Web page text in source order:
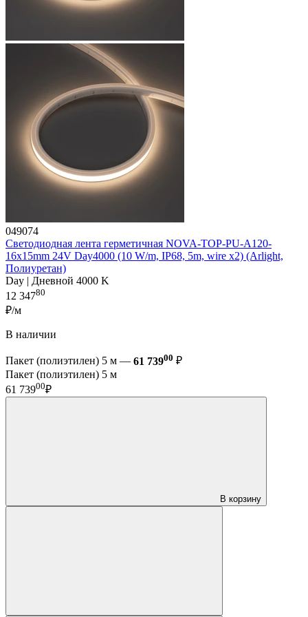
049074
Светодиодная лента герметичная NOVA-TOP-PU-A120-
16x15mm 24V Day4000 (10 W/m, IP68, 5m, wire x2) (Arlight,
Полиуретан)
Day | Дневной 4000 K
12 34780
₽/м
В наличии
Пакет (полиэтилен) 5 м — 61 73900 ₽
Пакет (полиэтилен) 5 м
61 73900₽
В корзину